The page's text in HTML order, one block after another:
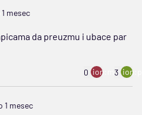
mesec
da preuzmu i ubace par
0 ion:minus
3
1 mesec